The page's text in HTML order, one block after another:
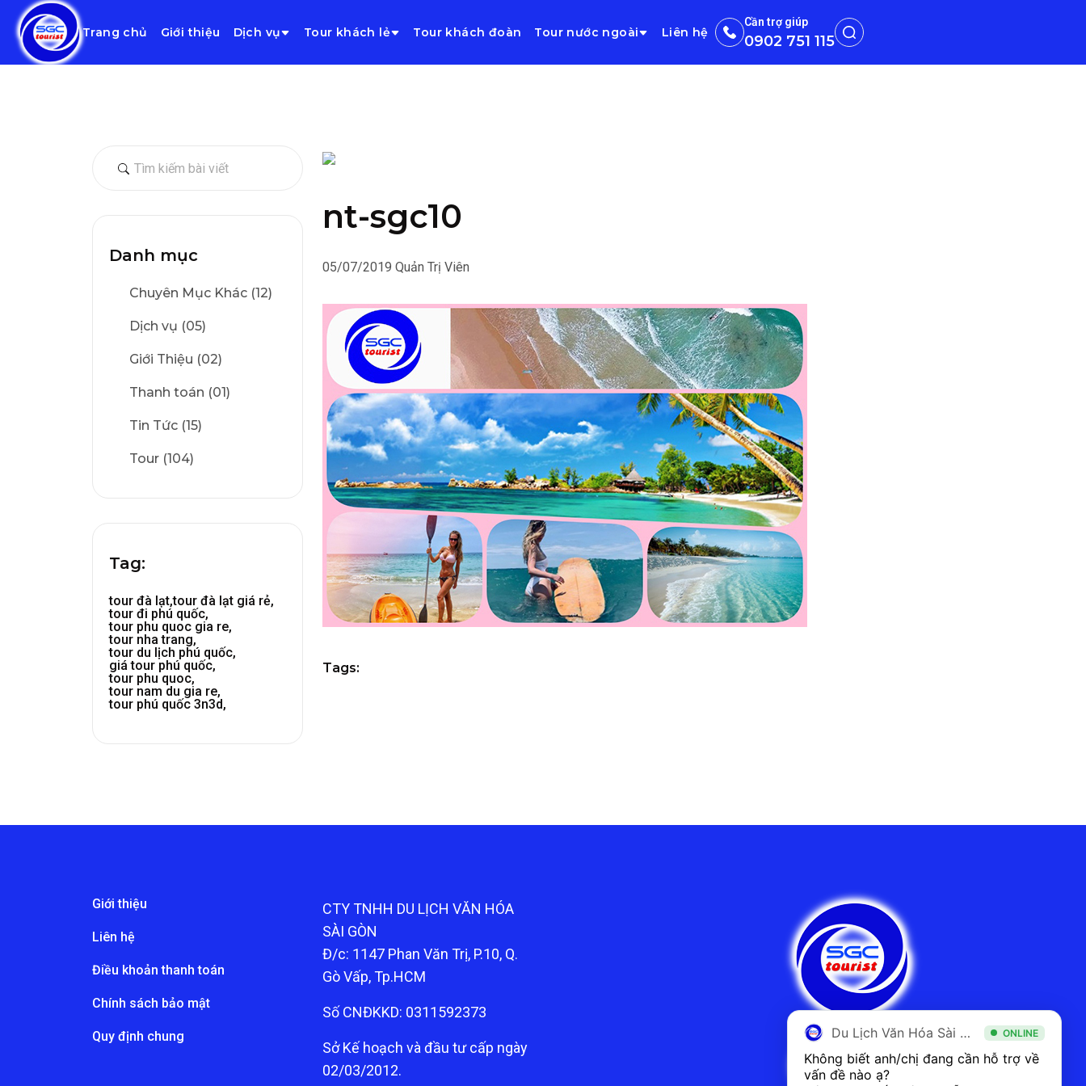
Trang chủ Giới thiệu Dịch vụ Tour khách lẻ Tour khách đoàn Tour nước ngoài Liên hệ
Cần trợ giúp
0902 751 115
Danh mục
Chuyên Mục Khác (12)
Dịch vụ (05)
Giới Thiệu (02)
Thanh toán (01)
Tin Tức (15)
Tour (104)
Tag:
tour đà lạt,tour đà lạt giá rẻ,
tour đi phú quốc,
tour phu quoc gia re,
tour nha trang,
tour du lịch phú quốc,
giá tour phú quốc,
tour phu quoc,
tour nam du gia re,
tour phú quốc 3n3d,
nt-sgc10
05/07/2019 Quản Trị Viên
Tags:
Giới thiệu
Liên hệ
Điều khoản thanh toán
Chính sách bảo mật
Quy định chung
CTY TNHH DU LỊCH VĂN HÓA
SÀI GÒN
Đ/c: 1147 Phan Văn Trị, P.10, Q.
Gò Vấp, Tp.HCM
Số CNĐKKD: 0311592373
Sở Kế hoạch và đầu tư cấp ngày
02/03/2012.
Du Lịch Văn Hóa Sài Gòn ONLINE
Không biết anh/chị đang cần hỗ trợ về
vấn đề nào ạ?